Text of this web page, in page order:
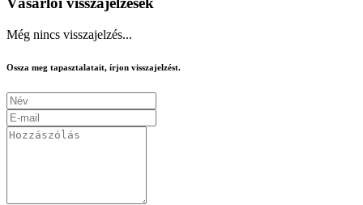
Még nincs visszajelzés...
Ossza meg tapasztalatait, írjon visszajelzést.